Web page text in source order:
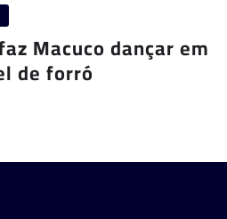
Macuco dançar em
de forró